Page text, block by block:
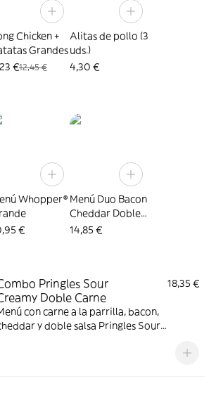
Chicken +
Grandes
€12,45 €
Alitas de pollo (3
uds.)
4,30 €
Whopper®
€
Menú Duo Bacon
Cheddar Doble
Carne Grande
14,85 €
Pringles Sour
Doble Carne
18,35 €
con carne a la parrilla, bacon,
y doble salsa Pringles Sour